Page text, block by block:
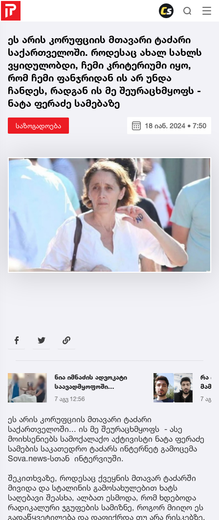
ეს არის კორუფციის მთავარი ტაძარი
საქართველოში. როდესაც ახალ სახლს
ვყიდულობდი, ჩემი კრიტერიუმი იყო,
რომ ჩემი ფანჯრიდან ის არ უნდა
ჩანდეს, რადგან ის მე შეურაცხმყოფს -
ნატა ფერაძე სამებაზე
საზოგადოება 18 იან. 2024 • 7:50
ნია იმნაძის ადვოკატი
საავადმყოფოში
გადაღებულ კადრებს
ავრცელებს
7 აგვ 12:56
რა
7 აგვ
ეს არის კორუფციის მთავარი ტაძარი
საქართველოში... ის მე შეურაცხმყოფს - ასე
მოიხსენიებს სამოქალაქო აქტივისტი ნატა ფერაძე
სამების საკათედრო ტაძარს ინტერნეტ გამოცემა
Sova.news-სთან ინტერვიუში.
შეკითხვაზე, როდესაც ქვეყნის მთავარ ტაძარში
მივიდა და სტალინის გამოსახულებით ხატს
საღებავი შეასხა, ალბათ ესმოდა, რომ ხდებოდა
რადიკალური ჯგუფების სამიზნე, როგორ მიიღო ეს
გადაწყვეტილება და დაფიქრდა თუ არა რისკებზე,